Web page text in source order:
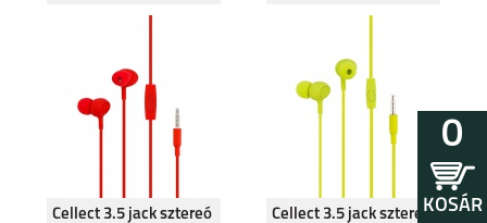
Cellect 3.5 jack sztereó Cellect 3.5 jack sztereó
0
KOSÁR